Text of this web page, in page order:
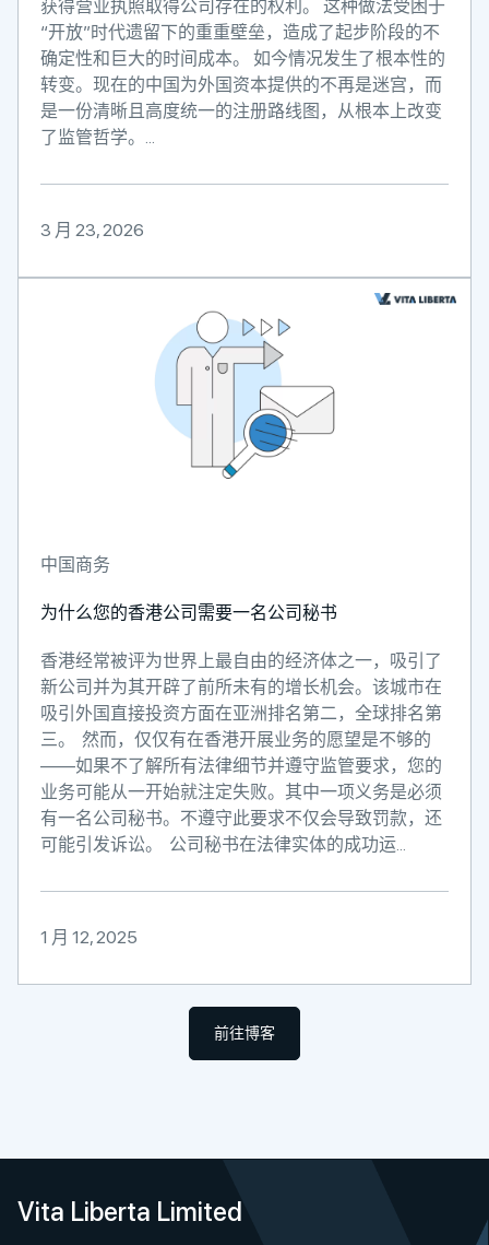
获得营业执照取得公司存在的权利。 这种做法受困于
“开放”时代遗留下的重重壁垒，造成了起步阶段的不
确定性和巨大的时间成本。 如今情况发生了根本性的
转变。现在的中国为外国资本提供的不再是迷宫，而
是一份清晰且高度统一的注册路线图，从根本上改变
了监管哲学。...
3 月 23, 2026
中国商务
为什么您的香港公司需要一名公司秘书
香港经常被评为世界上最自由的经济体之一，吸引了
新公司并为其开辟了前所未有的增长机会。该城市在
吸引外国直接投资方面在亚洲排名第二，全球排名第
三。 然而，仅仅有在香港开展业务的愿望是不够的
——如果不了解所有法律细节并遵守监管要求，您的
业务可能从一开始就注定失败。其中一项义务是必须
有一名公司秘书。不遵守此要求不仅会导致罚款，还
可能引发诉讼。 公司秘书在法律实体的成功运...
1 月 12, 2025
前往博客
Vita Liberta Limited